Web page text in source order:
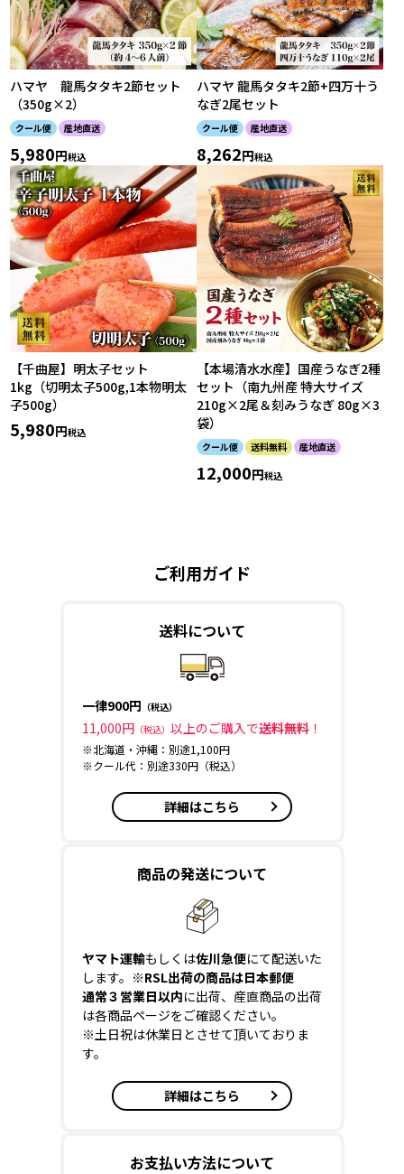
ハマヤ 龍馬タタキ2節セット
（350g×2）
クール便 産地直送
5,980 税込
ハマヤ 龍馬タタキ2節+四万十う
なぎ2尾セット
クール便 産地直送
8,262 税込
【千曲屋】明太子セット
1kg（切明太子500g,1本物明太
子500g）
5,980 税込
【本場清水水産】国産うなぎ2種
セット（南九州産 特大サイズ
210g×2尾＆刻みうなぎ 80g×3
袋）
クール便 送料無料 産地直送
12,000 税込
ご利用ガイド
送料について
一律900円 （税込）
11,000円 （税込） 以上のご購入で送料無料！
※北海道・沖縄：別途1,100円
※クール代：別途330円（税込）
詳細はこちら
商品の発送について
ヤマト運輸もしくは佐川急便にて配送いた
します。 ※RSL出荷の商品は日本郵便
通常３営業日以内に出荷、産直商品の出荷
は各商品ページをご確認ください。
※土日祝は休業日とさせて頂いておりま
す。
詳細はこちら
お支払い方法について